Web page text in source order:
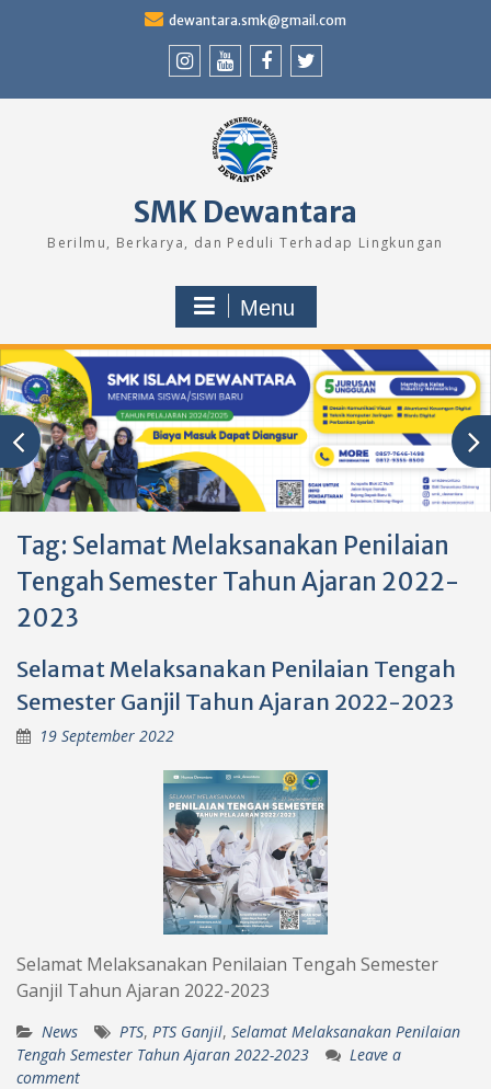
dewantara.smk@gmail.com
SMK Dewantara
Berilmu, Berkarya, dan Peduli Terhadap Lingkungan
Menu
Tag: Selamat Melaksanakan Penilaian
Tengah Semester Tahun Ajaran 2022-
2023
Selamat Melaksanakan Penilaian Tengah
Semester Ganjil Tahun Ajaran 2022-2023
19 September 2022
Selamat Melaksanakan Penilaian Tengah Semester
Ganjil Tahun Ajaran 2022-2023
News PTS, PTS Ganjil, Selamat Melaksanakan Penilaian
Tengah Semester Tahun Ajaran 2022-2023
Leave a
comment